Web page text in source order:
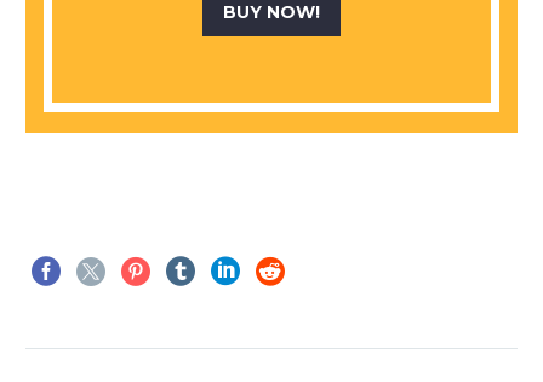
BUY NOW!